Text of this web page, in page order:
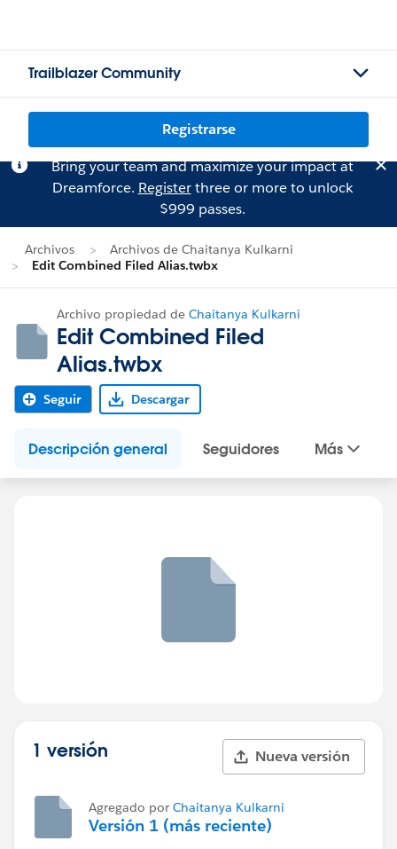
Trailblazer Community
Registrarse
Bring your team and maximize your impact at
Dreamforce. Registerthree or more to unlock
$999 passes.
Archivos
Archivos de Chaitanya Kulkarni
Edit Combined Filed Alias.twbx
Archivo propiedad de Chaitanya Kulkarni
Edit Combined Filed
Alias.twbx
Seguir Descargar
Descripción general Seguidores Más
1 versión Nueva versión
Agregado por Chaitanya Kulkarni
Versión 1 (más reciente)